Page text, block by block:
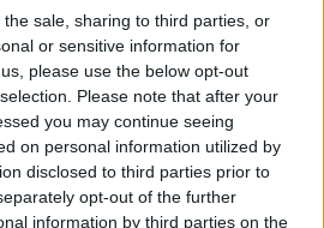
sale, sharing to third parties, or
or sensitive information for
please use the below opt-out
Please note that after your
you may continue seeing
on personal information utilized by
disclosed to third parties prior to
opt-out of the further
information by third parties on the
Naturalmente
away” dovrà avvenire
di sicurezza sanitaria
esattamente come
parte dei paesi europei».
dei provvedimenti attesi
occorre fare tutto il